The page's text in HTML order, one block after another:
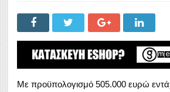
Με προϋπολογισμό 505.000 ευρώ